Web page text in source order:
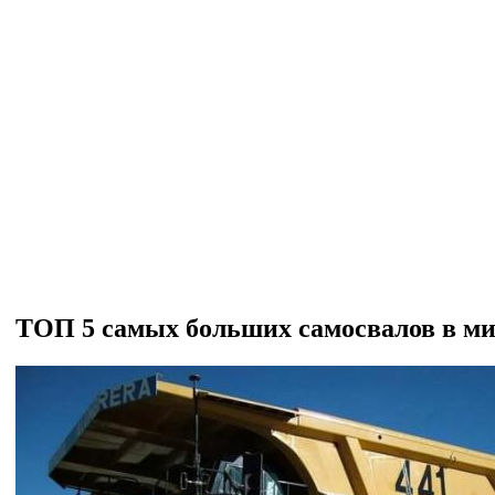
ТОП 5 самых больших самосвалов в